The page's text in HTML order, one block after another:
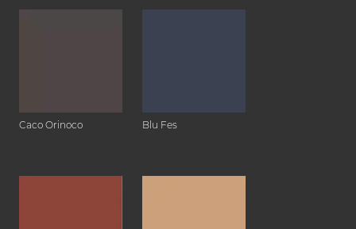
Caco Orinoco Blu Fes